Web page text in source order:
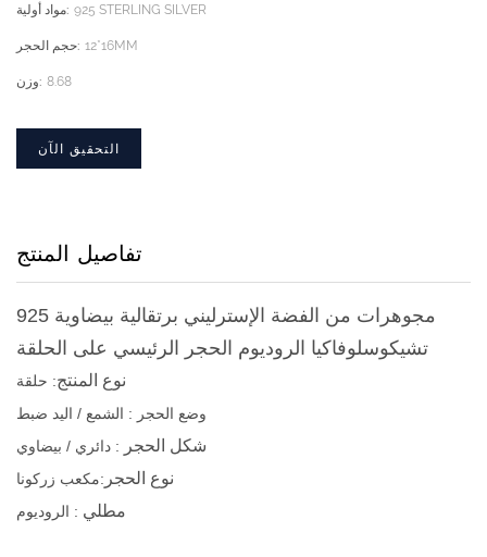
مواد أولية: 925 STERLING SILVER
حجم الحجر: 12*16MM
وزن: 8.68
التحقيق الآن
تفاصيل المنتج
925 مجوهرات من الفضة الإسترليني برتقالية بيضاوية
تشيكوسلوفاكيا الروديوم الحجر الرئيسي على الحلقة
نوع المنتج: حلقة
وضع الحجر : الشمع / اليد ضبط
شكل الحجر : دائري / بيضاوي
نوع الحجر :مكعب زركونا
مطلي : الروديوم